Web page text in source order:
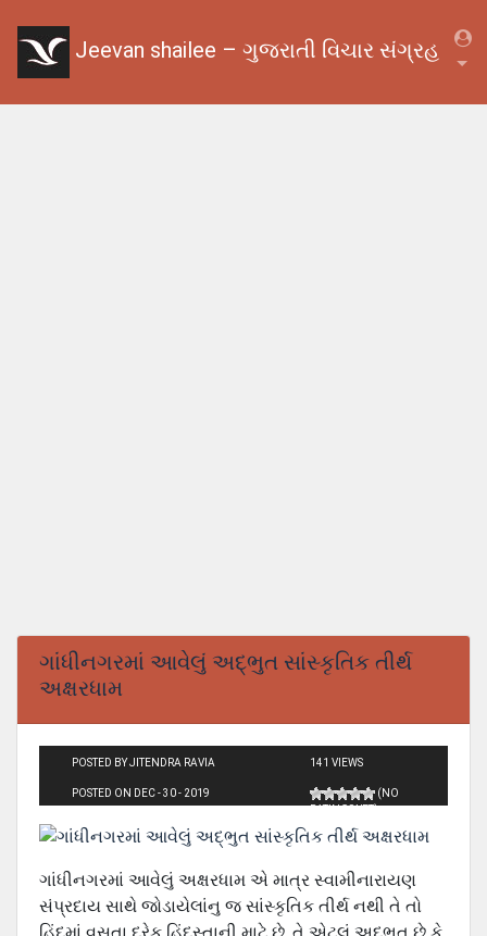
Jeevan shailee – ગુજરાતી વિચાર સંગ્રહ
ગાંધીનગરમાં આવેલું અદ્ભુત સાંસ્કૃતિક તીર્થ
અક્ષરધામ
POSTED BY JITENDRA RAVIA
POSTED ON DEC - 30 - 2019
141 VIEWS
(NO
RATINGS YET)
ગાંધીનગરમાં આવેલું અક્ષરધામ એ માત્ર સ્વામીનારાયણ
સંપ્રદાય સાથે જોડાયેલાંનુ જ સાંસ્કૃતિક તીર્થ નથી તે તો